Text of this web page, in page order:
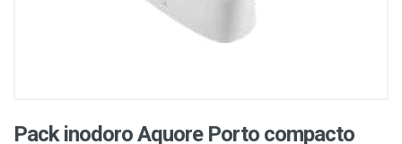
Pack inodoro Aquore Porto compacto